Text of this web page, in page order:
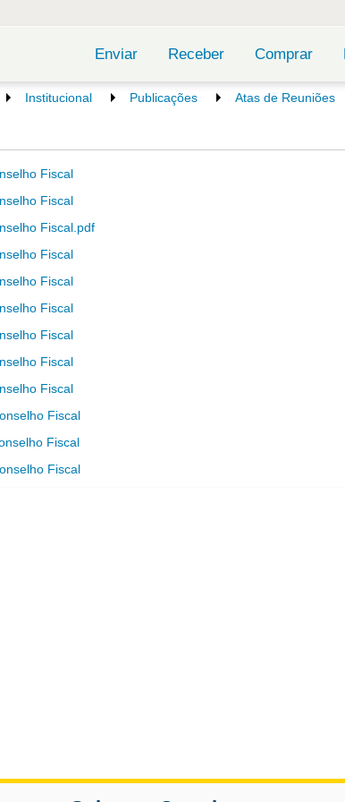
Enviar Receber Comprar
Institucional Publicações Atas de Reuniões
Fiscal
Fiscal
Fiscal.pdf
Fiscal
Fiscal
Fiscal
Fiscal
Fiscal
Fiscal
Fiscal
Fiscal
Fiscal